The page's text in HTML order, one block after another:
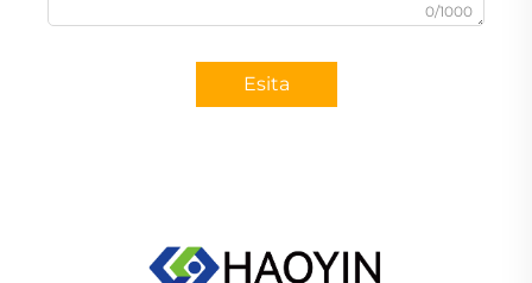
0/1000
Esita